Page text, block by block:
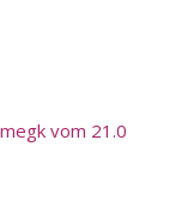
vom 21.0